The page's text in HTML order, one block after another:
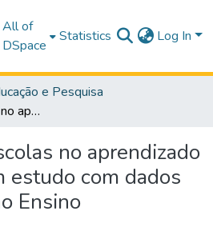
All of
DSpace
Statistics Log In
e Pesquisa
O efeito das escolas no aprendizado dos alunos: um estudo com dados longitudinais no Ensino Fundamental
no aprendizado
estudo com dados
Ensino